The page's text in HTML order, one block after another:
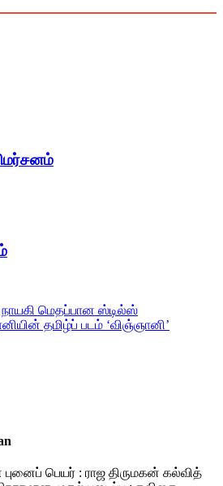
மெதப்பான ஸ்டில்ஸ்
தமிழ்ப் படம் ‘விஞ்ஞானி’
புனைப் பெயர் : ராஜ திருமகன் கல்வித்